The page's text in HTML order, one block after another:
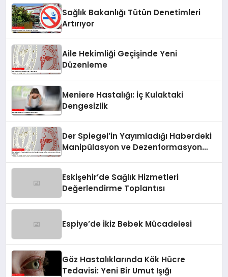
Sağlık Bakanlığı Tütün Denetimleri
Artırıyor
Aile Hekimliği Geçişinde Yeni
Düzenleme
Meniere Hastalığı: İç Kulaktaki
Dengesizlik
Der Spiegel’in Yayımladığı Haberdeki
Manipülasyon ve Dezenformasyon
Eskişehir’de Sağlık Hizmetleri
Değerlendirme Toplantısı
Espiye’de İkiz Bebek Mücadelesi
Göz Hastalıklarında Kök Hücre
Tedavisi: Yeni Bir Umut Işığı